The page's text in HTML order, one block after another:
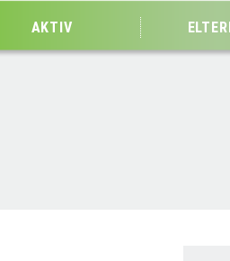
AKTIV